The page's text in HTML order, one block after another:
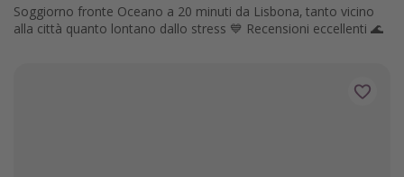
Soggiorno fronte Oceano a 20 minuti da Lisbona, tanto vicino
alla città quanto lontano dallo stress 💙 Recensioni eccellenti 🌊